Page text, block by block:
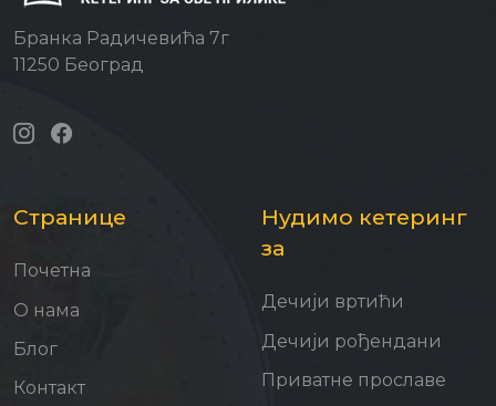
Бранка Радичевића 7г
11250 Београд
Странице
Почетна
О нама
Блог
Контакт
Нудимо кетеринг
за
Дечији вртићи
Дечији рођендани
Приватне прославе